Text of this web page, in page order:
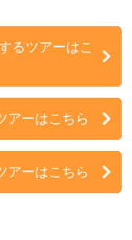
るツアーはこ
アーはこちら
アーはこちら